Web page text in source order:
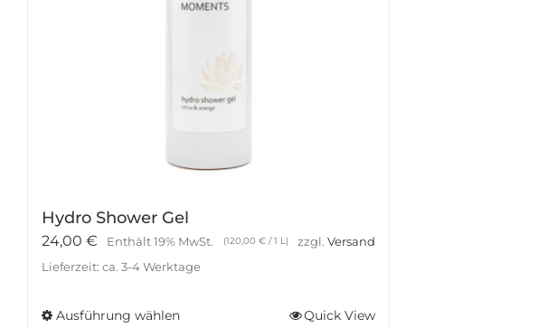
Hydro Shower Gel
24,00 € Enthält 19% MwSt. (120,00 € / 1 L) zzgl.Versand
Lieferzeit: ca. 3-4 Werktage
Ausführung wählenDieses
Quick View